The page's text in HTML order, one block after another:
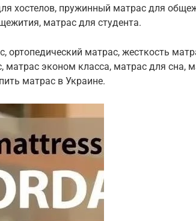
хостелов, пружинный матрас для
матрас для студента.
ортопедический матрас, жесткость
матрас эконом класса, матрас для сна,
матрас в Украине.